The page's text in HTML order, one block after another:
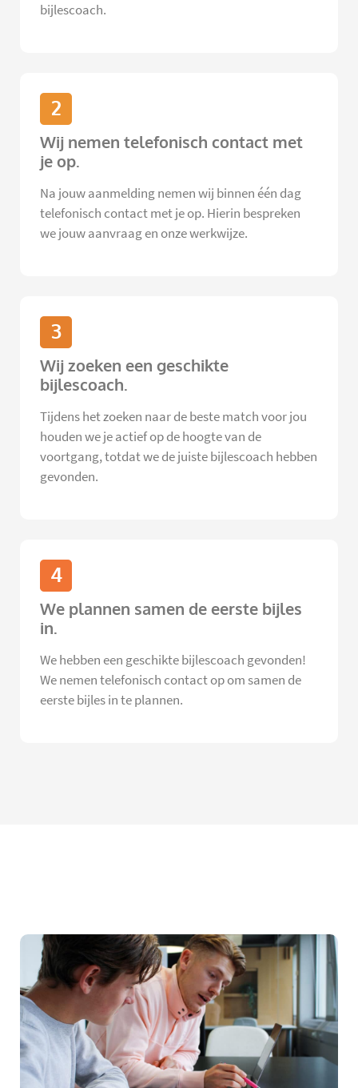
bijlescoach.
2
Wij nemen telefonisch contact met
je op.
Na jouw aanmelding nemen wij binnen één dag
telefonisch contact met je op. Hierin bespreken
we jouw aanvraag en onze werkwijze.
3
Wij zoeken een geschikte
bijlescoach.
Tijdens het zoeken naar de beste match voor jou
houden we je actief op de hoogte van de
voortgang, totdat we de juiste bijlescoach hebben
gevonden.
4
We plannen samen de eerste bijles
in.
We hebben een geschikte bijlescoach gevonden!
We nemen telefonisch contact op om samen de
eerste bijles in te plannen.